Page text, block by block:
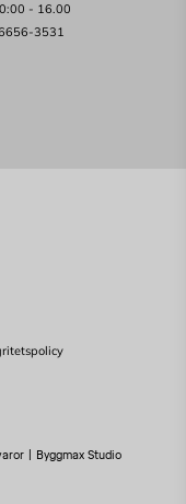
- 16.00
3531
Byggmax Studio